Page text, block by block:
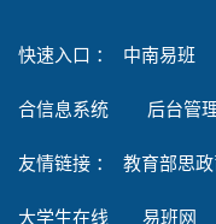
快速入口 ： 中南易班
合信息系统 后台管
友情链接 ： 教育部思政
大学生在线 易班网